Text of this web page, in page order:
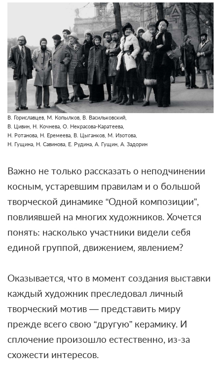
В. Гориславцев, М. Копылков, В. Васильковский,
В. Цивин, Н. Кочнева, О. Некрасова-Каратеева,
Н. Ротанова, Н. Еремеева, В. Цыганков, М. Изотова,
Н. Гущина, Н. Савинова, Е. Рудина, А. Гущин, А. Задорин
Важно не только рассказать о неподчинении
косным, устаревшим правилам и о большой
творческой динамике “Одной композиции”,
повлиявшей на многих художников. Хочется
понять: насколько участники видели себя
единой группой, движением, явлением?
Оказывается, что в момент создания выставки
каждый художник преследовал личный
творческий мотив — представить миру
прежде всего свою “другую” керамику. И
сплочение произошло естественно, из-за
схожести интересов.